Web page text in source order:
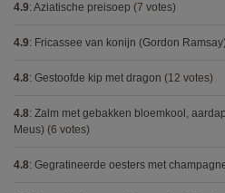
4.9: Aziatische preisoep (7 votes)
4.9: Fricassee van konijn (Gordon Ramsay)
4.8: Gestoofde kip met dragon (12 votes)
4.8: Zalm met gebakken bloemkool,
Meus) (6 votes)
4.8: Gegratineerde oesters met